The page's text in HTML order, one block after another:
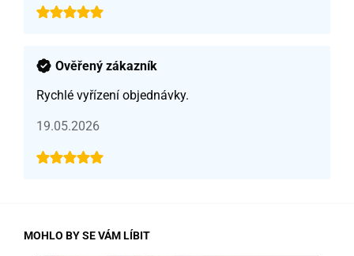
Ověřený zákazník
Rychlé vyřízení objednávky.
19.05.2026
MOHLO BY SE VÁM LÍBIT